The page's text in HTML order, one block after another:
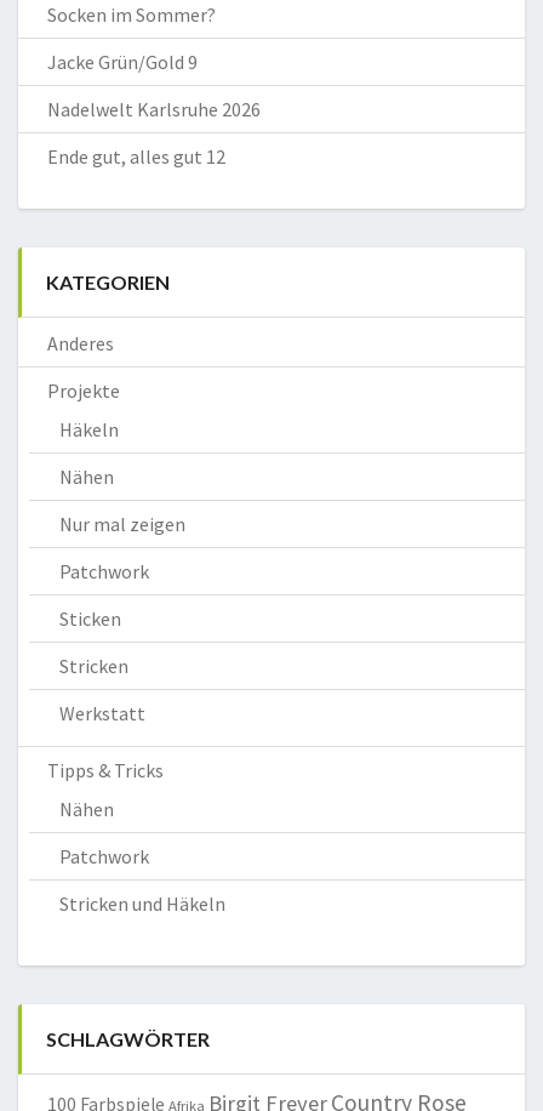
Socken im Sommer?
Jacke Grün/Gold 9
Nadelwelt Karlsruhe 2026
Ende gut, alles gut 12
KATEGORIEN
Anderes
Projekte
Häkeln
Nähen
Nur mal zeigen
Patchwork
Sticken
Stricken
Werkstatt
Tipps & Tricks
Nähen
Patchwork
Stricken und Häkeln
SCHLAGWÖRTER
100 Farbspiele Afrika Birgit FreyerCountry Rose